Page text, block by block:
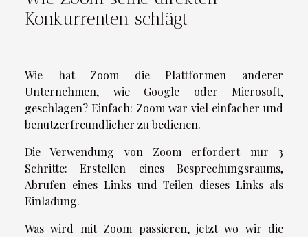
Konkurrenten schlägt
Wie hat Zoom die Plattformen anderer
Unternehmen, wie Google oder Microsoft,
geschlagen? Einfach: Zoom war viel einfacher und
benutzerfreundlicher zu bedienen.
Die Verwendung von Zoom erfordert nur 3
Schritte: Erstellen eines Besprechungsraums,
Abrufen eines Links und Teilen dieses Links als
Einladung.
Was wird mit Zoom passieren, jetzt wo wir die